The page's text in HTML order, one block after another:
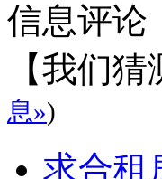
信息评论
【我们
息»)
求合租